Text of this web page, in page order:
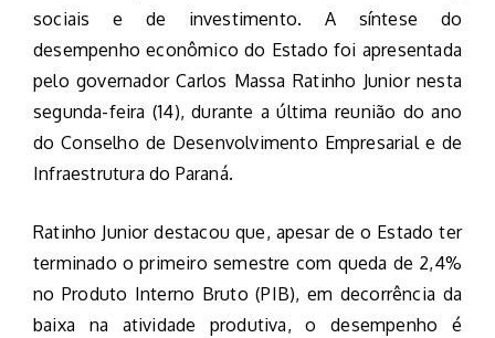
sociais e de investimento. A síntese do
desempenho econômico do Estado foi apresentada
pelo governador Carlos Massa Ratinho Junior nesta
segunda-feira (14), durante a última reunião do ano
do Conselho de Desenvolvimento Empresarial e de
Infraestrutura do Paraná.
Ratinho Junior destacou que, apesar de o Estado ter
terminado o primeiro semestre com queda de 2,4%
no Produto Interno Bruto (PIB), em decorrência da
baixa na atividade produtiva, o desempenho é